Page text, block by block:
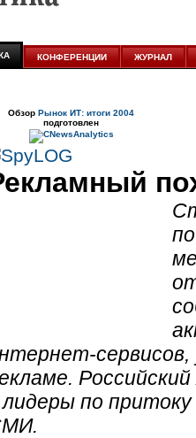
КОНФЕРЕНЦИИ ЖУРНАЛ
Обзор Рынок ИТ: итоги 2004
подготовлен
сервисов,
лидеры по